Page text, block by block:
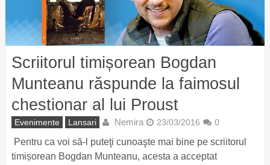
Scriitorul timișorean Bogdan
Munteanu răspunde la faimosul
chestionar al lui Proust
Evenimente Lansari Nemira 23/03/2016 0
Pentru ca voi să-l puteţi cunoaşte mai bine pe scriitorul
timișorean Bogdan Munteanu, acesta a acceptat